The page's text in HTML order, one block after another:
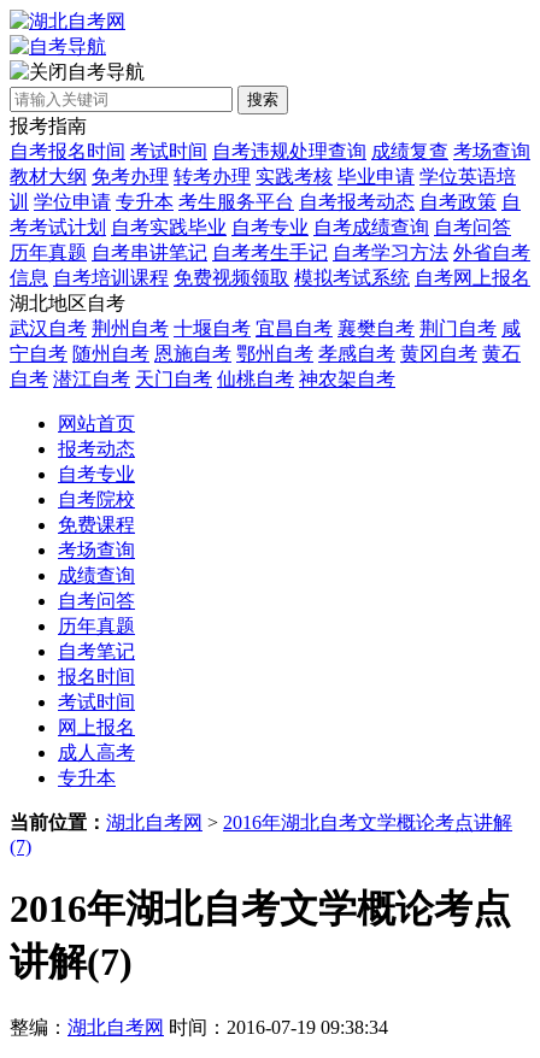
自考导航
搜索
报考指南
自考报名时间 考试时间 自考违规处理查询 成绩复查 考场查询
教材大纲 免考办理 转考办理 实践考核 毕业申请 学位英语培
训 学位申请 专升本 考生服务平台 自考报考动态 自考政策 自
考考试计划 自考实践毕业 自考专业 自考成绩查询 自考问答
历年真题 自考串讲笔记 自考考生手记 自考学习方法 外省自考
信息 自考培训课程 免费视频领取 模拟考试系统 自考网上报名
湖北地区自考
武汉自考 荆州自考 十堰自考 宜昌自考 襄樊自考 荆门自考 咸
宁自考 随州自考 恩施自考 鄂州自考 孝感自考 黄冈自考 黄石
自考 潜江自考 天门自考 仙桃自考 神农架自考
网站首页
报考动态
自考专业
自考院校
免费课程
考场查询
成绩查询
自考问答
历年真题
自考笔记
报名时间
考试时间
网上报名
成人高考
专升本
当前位置： 湖北自考网 > 2016年湖北自考文学概论考点讲解
(7)
2016年湖北自考文学概论考点
讲解(7)
整编： 湖北自考网 时间：2016-07-19 09:38:34